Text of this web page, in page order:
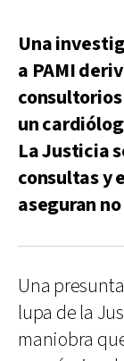
Una
a PAMI
un
La Justicia
consultas y
aseguran
Una presunta
lupa de la
maniobra